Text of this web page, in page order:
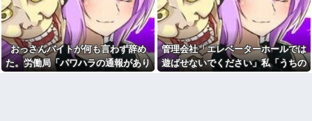
さっと取ってった
【画像】 北海道、推定300kg
のヒグマ登場ｗｗｗｗｗｗｗｗ
ｗｗｗｗｗｗｗｗｗｗｗｗ
お前ら急げ！怪しい外人みつ
けたら法務省にタレコミしてみ
ろ！意外と仕事するぞ？
浮気相手との性行為時間→3時
間、嫁との性行為時間→15分
wwwwwwwww
母の一軒家借りて一人暮らし
してた頃。友人連れて帰宅した
ら、知らない女性が風呂に入っ
おっさんバイトが何も言わず辞め
た。労働局「パワハラの通報があり
管理会社「エレベーターホールでは
遊ばせないでください」私「うちの